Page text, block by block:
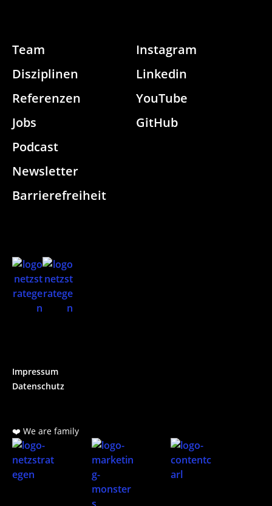
Team
Disziplinen
Referenzen
Jobs
Instagram
Linkedin
YouTube
GitHub
Podcast
Newsletter
Barrierefreiheit
Impressum
Datenschutz
❤️ We are family